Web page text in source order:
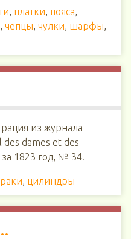
, платки, пояса,
, чепцы, чулки, шарфы,
из журнала
des dames et des
за 1823 год, № 34.
, цилиндры